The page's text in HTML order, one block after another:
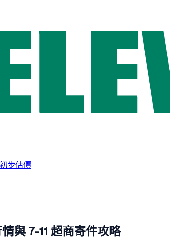
初步估價
與 7-11 超商寄件攻略